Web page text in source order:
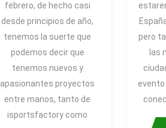
TRABAJO
febrero, de hecho casi
desde principios de año,
tenemos la suerte que
podemos decir que
tenemos nuevos y
apasionantes proyectos
entre manos, tanto de
isportsfactory como
pero
las